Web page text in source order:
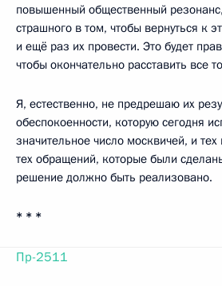
повышенный общественный
страшного в том, чтобы вернуться к
и ещё раз их провести. Это будет
чтобы окончательно расставить все
Я, естественно, не предрешаю их
обеспокоенности, которую сегодня
значительное число москвичей, и
тех обращений, которые были
решение должно быть реализовано.
* * *
Пр-2511